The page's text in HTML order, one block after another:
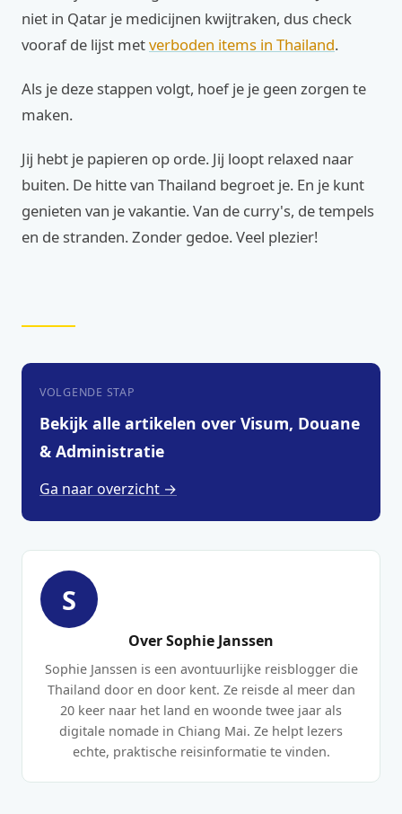
niet in Qatar je medicijnen kwijtraken, dus check
vooraf de lijst metverboden items in Thailand.
Als je deze stappen volgt, hoef je je geen zorgen te
maken.
Jij hebt je papieren op orde. Jij loopt relaxed naar
buiten. De hitte van Thailand begroet je. En je kunt
genieten van je vakantie. Van de curry's, de tempels
en de stranden. Zonder gedoe. Veel plezier!
VOLGENDE STAP
Bekijk alle artikelen over Visum, Douane
& Administratie
Ga naar overzicht →
S
Over Sophie Janssen
Sophie Janssen is een avontuurlijke reisblogger die
Thailand door en door kent. Ze reisde al meer dan
20 keer naar het land en woonde twee jaar als
digitale nomade in Chiang Mai. Ze helpt lezers
echte, praktische reisinformatie te vinden.